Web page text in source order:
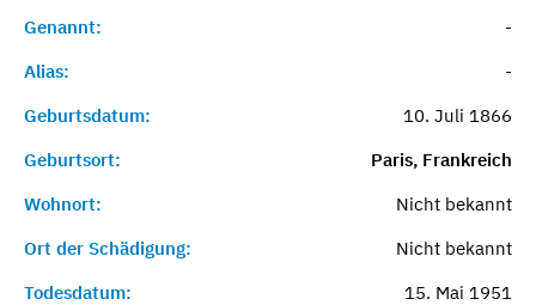
Genannt:
-
Alias:
-
Geburtsdatum:
10. Juli 1866
Geburtsort:
Paris, Frankreich
Wohnort:
Nicht bekannt
Ort der Schädigung:
Nicht bekannt
Todesdatum:
15. Mai 1951